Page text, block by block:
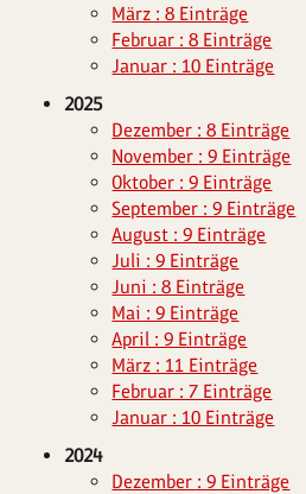
März : 8 Einträge
Februar : 8 Einträge
Januar : 10 Einträge
2025
Dezember : 8 Einträge
November : 9 Einträge
Oktober : 9 Einträge
September : 9 Einträge
August : 9 Einträge
Juli : 9 Einträge
Juni : 8 Einträge
Mai : 9 Einträge
April : 9 Einträge
März : 11 Einträge
Februar : 7 Einträge
Januar : 10 Einträge
2024
Dezember : 9 Einträge